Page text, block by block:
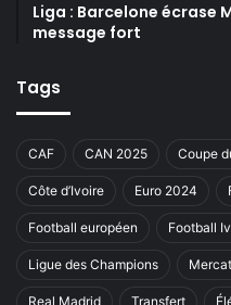
Liga : Barcelone écrase
message fort
Tags
CAF CAN 2025 Coupe
Côte d’Ivoire Euro 2024
Football européen Football
Ligue des Champions
Real Madrid Transfert